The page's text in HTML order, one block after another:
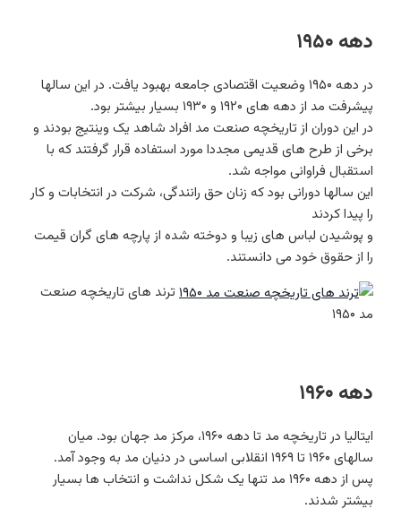
دهه ۱۹۵۰
در دهه ۱۹۵۰ وضعیت اقتصادی جامعه بهبود یافت. در این سالها
پیشرفت مد از دهه های ۱۹۲۰ و ۱۹۳۰ بسیار بیشتر بود.
در این دوران از تاریخچه صنعت مد افراد شاهد یک وینتیج بودند و
برخی از طرح های قدیمی مجددا مورد استفاده قرار گرفتند که با
استقبال فراوانی مواجه شد.
این سالها دورانی بود که زنان حق رانندگی، شرکت در انتخابات و کار
را پیدا کردند
و پوشیدن لباس های زیبا و دوخته شده از پارچه های گران قیمت
را از حقوق خود می دانستند.
ترند های تاریخچه صنعت
مد ۱۹۵۰
دهه ۱۹۶۰
ایتالیا در تاریخچه مد تا دهه ۱۹۶۰، مرکز مد جهان بود. میان
سالهای ۱۹۶۰ تا ۱۹۶۹ انقلابی اساسی در دنیان مد به وجود آمد.
پس از دهه ۱۹۶۰ مد تنها یک شکل نداشت و انتخاب ها بسیار
بیشتر شدند.